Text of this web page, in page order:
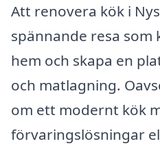
Att renovera kök i
spännande resa
hem och skapa en
och matlagning.
om ett modernt kök
förvaringslösningar